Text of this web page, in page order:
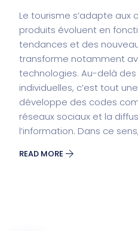
Le tourisme s’adapte aux
produits évoluent en
tendances et des
transforme notamment
technologies. Au-delà
individuelles, c’est tout
développe des codes
réseaux sociaux et la
l’information. Dans ce
READ MORE